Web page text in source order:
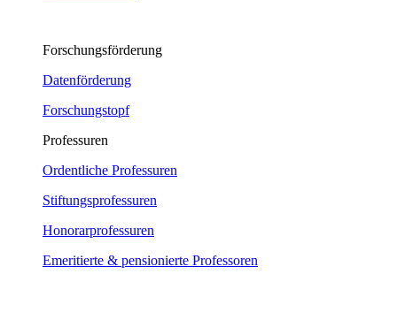
Forschungsförderung
Datenförderung
Forschungstopf
Professuren
Ordentliche Professuren
Stiftungsprofessuren
Honorarprofessuren
Emeritierte & pensionierte Professoren